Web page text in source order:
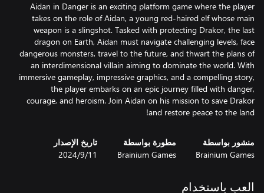
Aidan in Danger is an exciting platform game where the player
takes on the role of Aidan, a young red-haired elf whose main
weapon is a slingshot. Tasked with protecting Drakor, the last
dragon on Earth, Aidan must navigate challenging levels, face
dangerous monsters, travel to the future, and thwart the plans of
an interdimensional villain aiming to dominate the world. With
immersive gameplay, impressive graphics, and a compelling story,
the player embarks on an epic journey filled with danger,
courage, and heroism. Join Aidan on his mission to save Drakor
and restore peace to the land!
منشور بواسطة
Brainium Games
مطورة بواسطة
Brainium Games
تاريخ الإصدار
11‏/9‏/2024
العب باستخدام